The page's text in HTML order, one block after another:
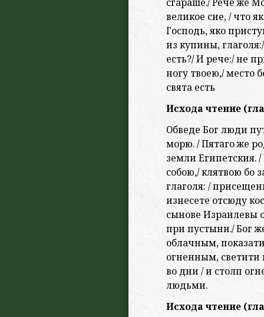
великое сие, / что
Господь, яко
из купины,
есть?/ И рече:/ не
ногу твоею,/ место
свята есть
Исхода чтение
Обведе Бог люди
морю. / Пятаго же
земли Египетския.
собою,/ клятвою бо
глаголя: /
изнесете отсюду
сынове Израилевы
при пусты­ни./ Бог
облачным,
огненным, светити
во дни / и столп
людьми.
Исхода чтение